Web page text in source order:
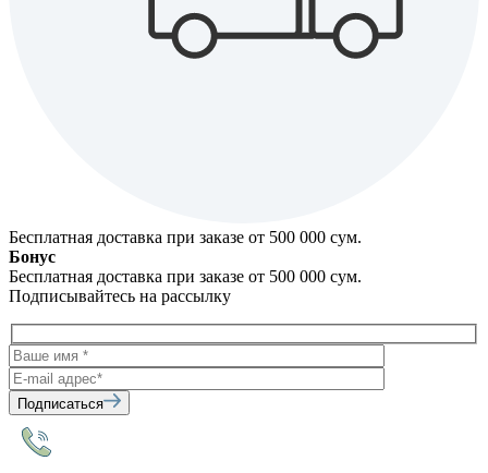
Бесплатная доставка при заказе от 500 000 cум.
Бонус
Бесплатная доставка при заказе от 500 000 cум.
Подписывайтесь на рассылку
Подписаться